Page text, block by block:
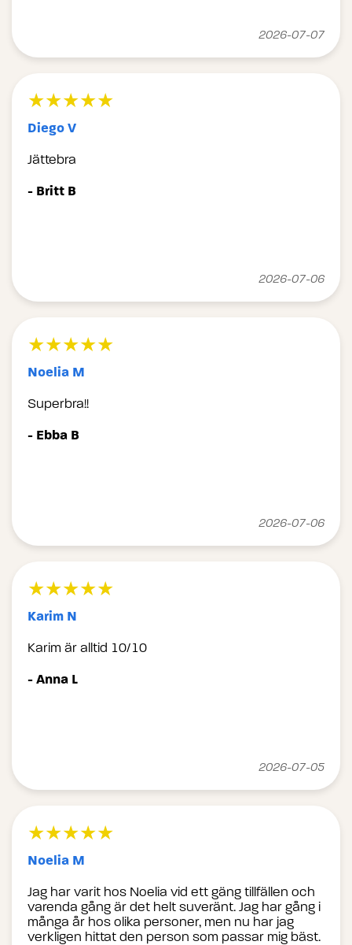
2026-07-07
★★★★★
Diego V
Jättebra
- Britt B
2026-07-06
★★★★★
Noelia M
Superbra!!
- Ebba B
2026-07-06
★★★★★
Karim N
Karim är alltid 10/10
- Anna L
2026-07-05
★★★★★
Noelia M
Jag har varit hos Noelia vid ett gäng tillfällen och
varenda gång är det helt suveränt. Jag har gång i
många år hos olika personer, men nu har jag
verkligen hittat den person som passar mig bäst.